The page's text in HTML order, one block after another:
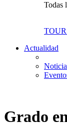
Todas
Actualidad
Grado